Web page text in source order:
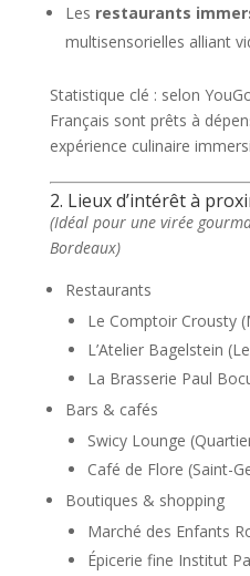
Les restaurants
multisensorielles alliant
Statistique clé : selon
Français sont prêts à
expérience culinaire
2. Lieux d’intérêt à
(Idéal pour une virée
Bordeaux)
Restaurants
Le Comptoir Crousty
L’Atelier Bagelstein
La Brasserie Paul
Bars & cafés
Swicy Lounge
Café de Flore (Saint-
Boutiques & shopping
Marché des Enfants
Épicerie fine Institut